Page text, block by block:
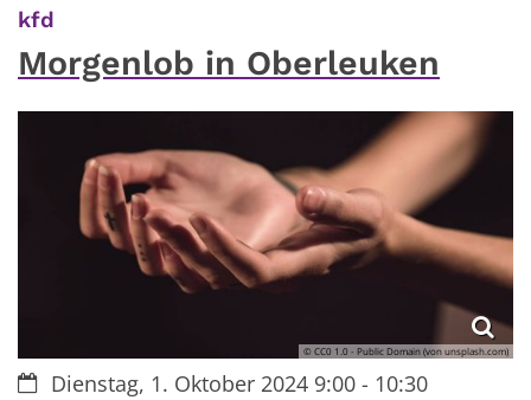
kfd
Morgenlob in Oberleuken
© CC0 1.0 - Public Domain (von unsplash.com)
Datum:Dienstag, 1. Oktober 2024 9:00 - 10:30